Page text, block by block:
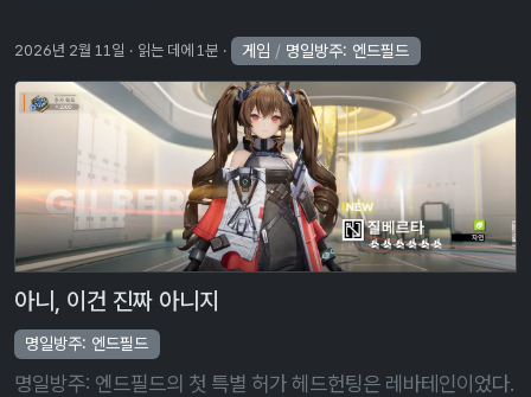
2026년 2월 11일 읽는 데에 1분 게임 / 명일방주: 엔드필드
아니, 이건 진짜 아니지
명일방주: 엔드필드
명일방주: 엔드필드의 첫 특별 허가 헤드헌팅은 레바테인이었다.